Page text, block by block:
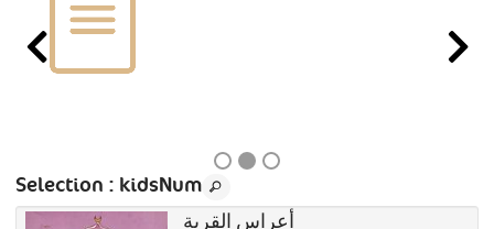
Selection : kidsNum
أعراس القرية